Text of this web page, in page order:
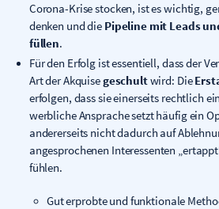
Corona-Krise stocken, ist es wichtig,
denken und die Pipeline mit Leads
füllen.
Für den Erfolg ist essentiell, dass der
Art der Akquisegeschultwird: Die
erfolgen, dass sie einerseits rechtlich
werbliche Ansprache setzt häufig ein
andererseits nicht dadurch auf
angesprochenen Interessenten
fühlen.
Gut erprobte und funktionale